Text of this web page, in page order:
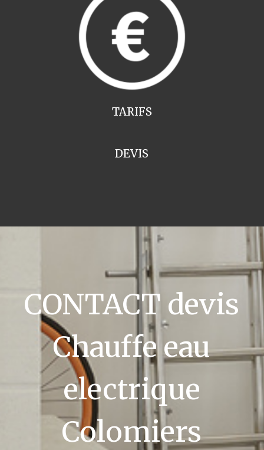
TARIFS
DEVIS
CONTACT devis
Chauffe eau
electrique
Colomiers